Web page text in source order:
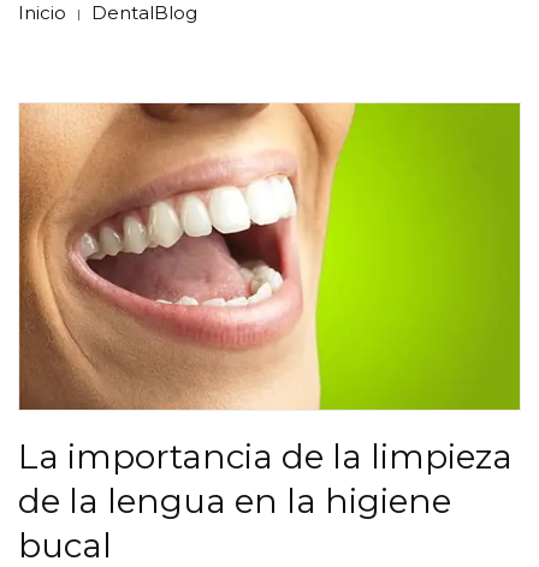
Inicio | DentalBlog
La importancia de la limpieza
de la lengua en la higiene
bucal